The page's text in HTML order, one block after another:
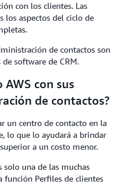
con los clientes. Las
los aspectos del ciclo de
de contactos son
software de CRM.
con sus
de contactos?
un centro de contacto en la
lo que lo ayudará a brindar
a un costo menor.
solo una de las muchas
función Perfiles de clientes